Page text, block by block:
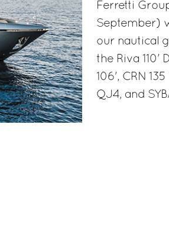
Ferretti
September)
our nautical
the Riva 110'
106', CRN
QJ4, and